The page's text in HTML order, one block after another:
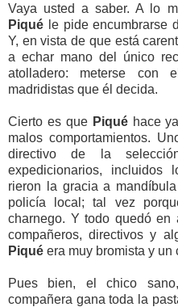
Vaya usted a saber. A lo
Piqué le pide encumbrarse
Y, en vista de que está
a echar mano del único
atolladero: meterse
madridistas que él decida.
Cierto es que Piqué hace
malos comportamientos.
directivo de la
expedicionarios,
rieron la gracia a
policía local; tal vez
charnego. Y todo quedó en
compañeros, directivos y
Piqué era muy bromista y un
Pues bien, el chico
compañera gana toda la